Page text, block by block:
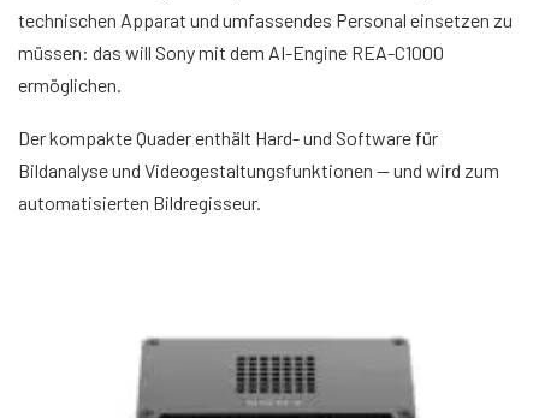
technischen Apparat und umfassendes Personal einsetzen zu
müssen: das will Sony mit dem AI-Engine REA-C1000
ermöglichen.
Der kompakte Quader enthält Hard- und Software für
Bildanalyse und Videogestaltungsfunktionen — und wird zum
automatisierten Bildregisseur.